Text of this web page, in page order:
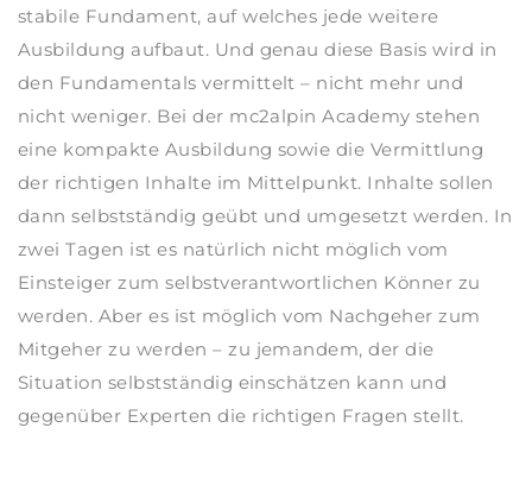
stabile Fundament, auf welches jede weitere
Ausbildung aufbaut. Und genau diese Basis wird in
den Fundamentals vermittelt – nicht mehr und
nicht weniger. Bei der mc2alpin Academy stehen
eine kompakte Ausbildung sowie die Vermittlung
der richtigen Inhalte im Mittelpunkt. Inhalte sollen
dann selbstständig geübt und umgesetzt werden. In
zwei Tagen ist es natürlich nicht möglich vom
Einsteiger zum selbstverantwortlichen Könner zu
werden. Aber es ist möglich vom Nachgeher zum
Mitgeher zu werden – zu jemandem, der die
Situation selbstständig einschätzen kann und
gegenüber Experten die richtigen Fragen stellt.